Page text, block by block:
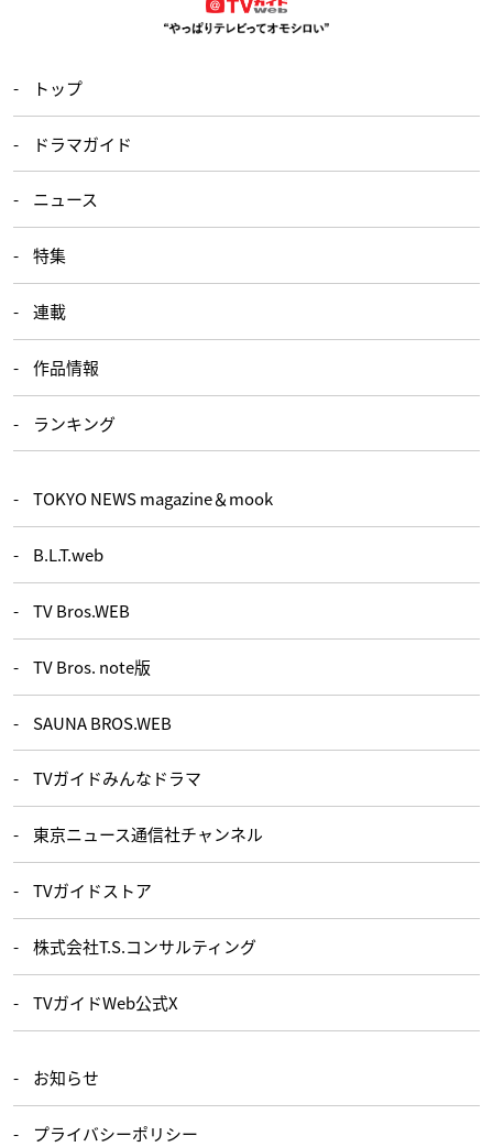
トップ
ドラマガイド
ニュース
特集
連載
作品情報
ランキング
TOKYO NEWS magazine＆mook
B.L.T.web
TV Bros.WEB
TV Bros. note版
SAUNA BROS.WEB
TVガイドみんなドラマ
東京ニュース通信社チャンネル
TVガイドストア
株式会社T.S.コンサルティング
TVガイドWeb公式X
お知らせ
プライバシーポリシー